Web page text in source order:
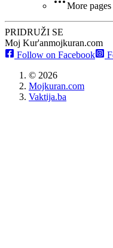
More pages
PRIDRUŽI SE
Moj Kur'anmojkuran.com
Follow on Facebook
© 2026
Mojkuran.com
Vaktija.ba